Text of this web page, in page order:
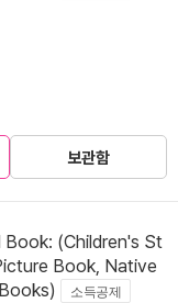
보관함
(Children's St
Book, Native
소득공제